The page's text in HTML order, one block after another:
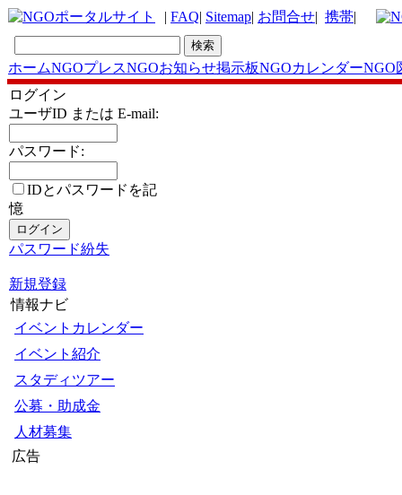
| FAQ| Sitemap| お問合せ| 携帯|
ホームNGOプレスNGOお知らせ掲示板NGOカレンダーNGO
ログイン
ユーザID または E-mail:
パスワード:
IDとパスワードを記
憶
パスワード紛失
新規登録
情報ナビ
イベントカレンダー
イベント紹介
スタディツアー
公募・助成金
人材募集
広告